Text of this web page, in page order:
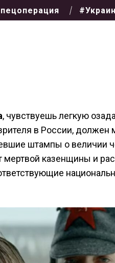
, чувствуешь легкую
в России, должен
штампы о величии
мертвой казенщины и